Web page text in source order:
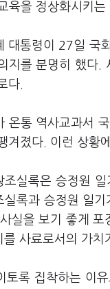
육을 정상화시키
대통령이 27일 국
지를 분명히 했다.
다.
온통 역사교과서
겨졌다. 이런 상황
조실록은 승정원
실록과 승정원 일
실을 보기 좋게
사료로서의 가
토록 집착하는 이